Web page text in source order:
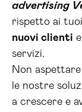
advertising
rispetto ai
nuovi clienti
servizi.
Non
le nostre
a crescere e